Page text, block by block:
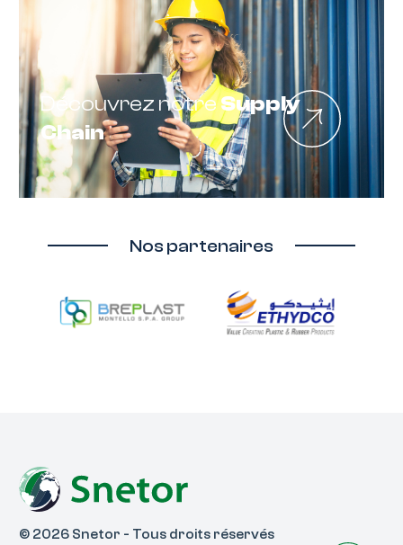
Découvrez notreSupply
Chain
Nos partenaires